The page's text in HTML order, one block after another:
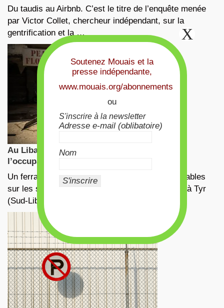
Du taudis au Airbnb. C’est le titre de l’enquête menée
par Victor Collet, chercheur indépendant, sur la
gentrification et la …
Au Liban, la convergence des luttes face à
l’occupation israélienne
Un ferrailleur, qui récupère les matériaux recyclables
sur les sites de frappes aériennes israéliennes, à Tyr
(Sud-Liban), le 13 mars …
Soutenez Mouais et la
presse indépendante,
www.mouais.org/abonnements
ou
S'inscrire à la newsletter
Adresse e-mail (oblibatoire)
Nom